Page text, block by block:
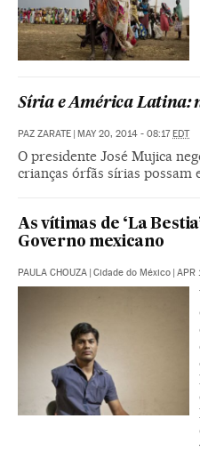
Síria e América Latina:
PAZ ZARATE | MAY 20, 2014 - 08:17EDT
O presidente José Mujica
crianças órfãs sírias possam
As vítimas de ‘La
Governo mexicano
PAULA CHOUZA | Cidade do México | APR